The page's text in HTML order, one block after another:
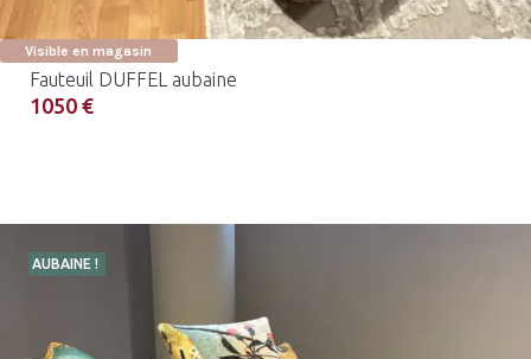
Visible en magasin
Fauteuil DUFFEL aubaine
1050 €
AUBAINE !